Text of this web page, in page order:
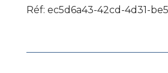
Réf: ec5d6a43-42cd-4d31-